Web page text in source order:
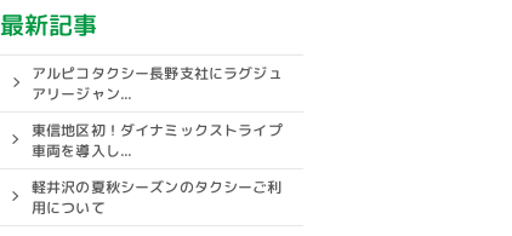
最新記事
アルピコタクシー長野支社にラグジュ
アリージャン...
東信地区初！ダイナミックストライプ
車両を導入し...
軽井沢の夏秋シーズンのタクシーご利
用について